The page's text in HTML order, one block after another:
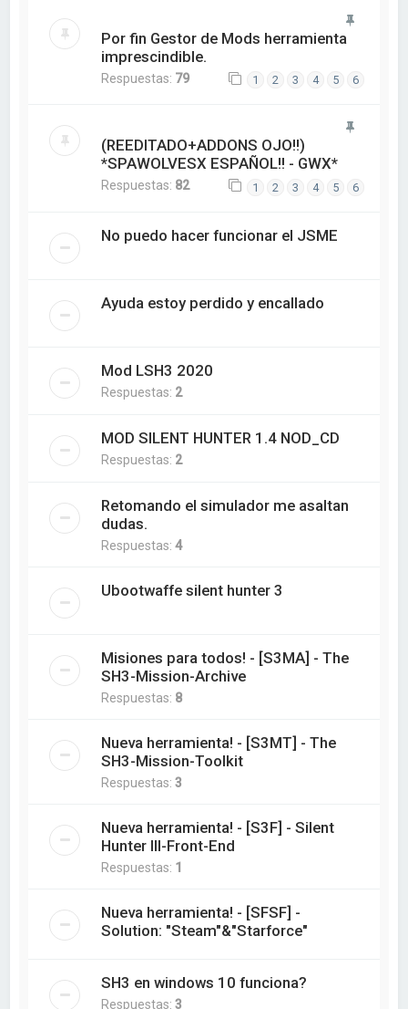
Por fin Gestor de Mods herramienta
imprescindible.
Respuestas: 79 1 2 3 4 5 6
(REEDITADO+ADDONS OJO!!)
*SPAWOLVESX ESPAÑOL!! - GWX*
Respuestas: 82 1 2 3 4 5 6
No puedo hacer funcionar el JSME
Ayuda estoy perdido y encallado
Mod LSH3 2020
Respuestas: 2
MOD SILENT HUNTER 1.4 NOD_CD
Respuestas: 2
Retomando el simulador me asaltan
dudas.
Respuestas:4
Ubootwaffe silent hunter 3
Misiones para todos! - [S3MA] - The
SH3-Mission-Archive
Respuestas: 8
Nueva herramienta! - [S3MT] - The
SH3-Mission-Toolkit
Respuestas:3
Nueva herramienta! - [S3F] - Silent
Hunter III-Front-End
Respuestas: 1
Nueva herramienta! - [SFSF] -
Solution: "Steam"&"Starforce"
SH3 en windows 10 funciona?
Respuestas:3